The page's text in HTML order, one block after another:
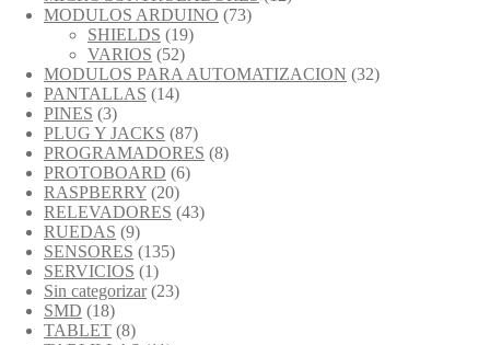
MODULOS ARDUINO (73)
SHIELDS (19)
VARIOS (52)
MODULOS PARA AUTOMATIZACION (32)
PANTALLAS (14)
PINES (3)
PLUG Y JACKS (87)
PROGRAMADORES (8)
PROTOBOARD (6)
RASPBERRY (20)
RELEVADORES (43)
RUEDAS (9)
SENSORES (135)
SERVICIOS (1)
Sin categorizar (23)
SMD (18)
TABLET (8)